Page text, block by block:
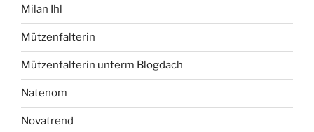
Milan Ihl
Mützenfalterin
Mützenfalterin unterm Blogdach
Natenom
Novatrend